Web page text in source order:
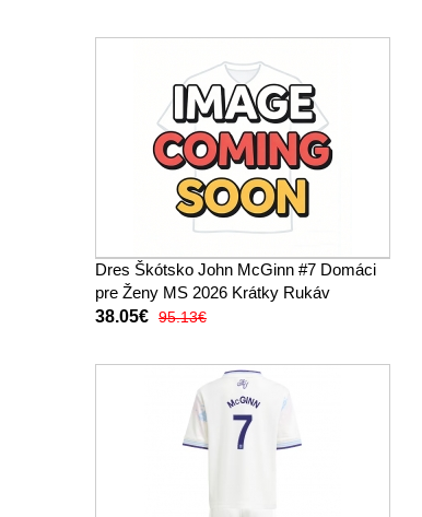
Dres Škótsko John McGinn #7 Domáci
pre Ženy MS 2026 Krátky Rukáv
38.05€ 95.13€